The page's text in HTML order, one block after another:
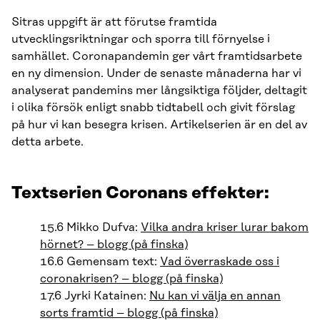
Sitras uppgift är att förutse framtida
utvecklingsriktningar och sporra till förnyelse i
samhället. Coronapandemin ger vårt framtidsarbete
en ny dimension. Under de senaste månaderna har vi
analyserat pandemins mer långsiktiga följder, deltagit
i olika försök enligt snabb tidtabell och givit förslag
på hur vi kan besegra krisen. Artikelserien är en del av
detta arbete.
Textserien Coronans effekter:
15.6 Mikko Dufva: Vilka andra kriser lurar bakom
hörnet? – blogg (på finska)
16.6 Gemensam text: Vad överraskade oss i
coronakrisen? – blogg (på finska)
17.6 Jyrki Katainen: Nu kan vi välja en annan
sorts framtid – blogg (på finska)